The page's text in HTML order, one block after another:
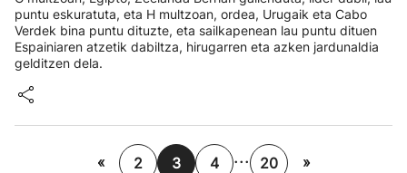
puntu eskuratuta, eta H multzoan, ordea, Urugaik eta Cabo
Verdek bina puntu dituzte, eta sailkapenean lau puntu dituen
Espainiaren atzetik dabiltza, hirugarren eta azken jardunaldia
gelditzen dela.
« 2 3 4 ... 20 »